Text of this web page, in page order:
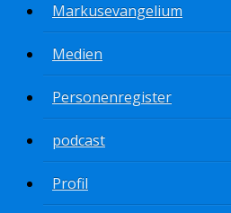
Markusevangelium
Medien
Personenregister
podcast
Profil